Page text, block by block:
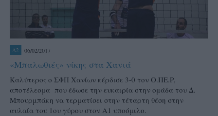
A2 06/02/2017
«Μπαλωθιές» νίκης στα Χανιά
Καλύτερος ο ΣΦΠ Χανίων κέρδισε 3-0 τον Ο.ΠΕ.Ρ,
αποτέλεσμα που έδωσε την ευκαιρία στην ομάδα του Δ.
Μπουρμπάκη να τερματίσει στην τέταρτη θέση στην
αυλαία του 1ου γύρου στον Α1 υποόμιλο.